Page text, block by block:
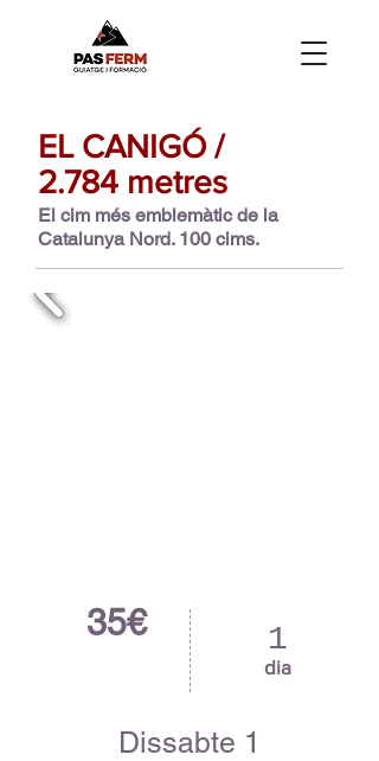
EL CANIGÓ /
2.784 metres
El cim més emblemàtic de la
Catalunya Nord. 100 cims.
35€ 1
dia
Dissabte 1